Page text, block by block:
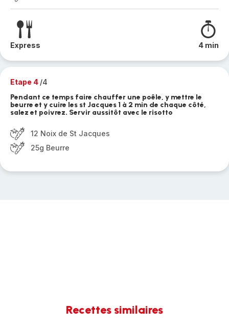
Express 4 min
Etape 4 /4
Pendant ce temps faire chauffer une poêle, y mettre le
beurre et y cuire les st Jacques 1 à 2 min de chaque côté,
salez et poivrez. Servir aussitôt avec le risotto
12 Noix de St Jacques
25g Beurre
Recettes similaires